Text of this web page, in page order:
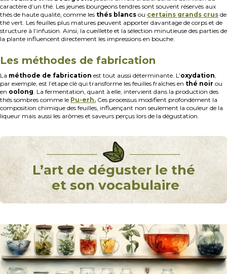
caractère d’un thé. Les jeunes bourgeons tendres sont souvent réservés aux
thés de haute qualité, comme les thés blancs ou certains grands crus de
thé vert. Les feuilles plus matures peuvent apporter davantage de corps et de
structure à l’infusion. Ainsi, la cueillette et la sélection minutieuse des parties de
la plante influencent directement les impressions en bouche.
Les méthodes de fabrication
La méthode de fabrication est tout aussi déterminante. L’oxydation,
par exemple, est l’étape clé qui transforme les feuilles fraîches en thé noir ou
en oolong. La fermentation, quant à elle, intervient dans la production des
thés sombres comme le Pu-erh. Ces processus modifient profondément la
composition chimique des feuilles, influençant non seulement la couleur de la
liqueur mais aussi les arômes et saveurs perçus lors de la dégustation.
L’art de déguster le thé
et son vocabulaire